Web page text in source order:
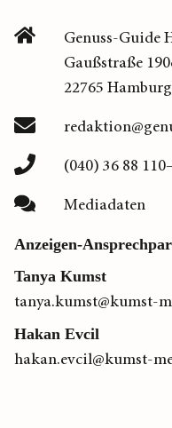
Genuss-Guide
Gaußstraße
22765 Hamburg
(040) 36 88
Mediadaten
Anzeigen-
Tanya Kumst
tanya.kumst@kumst-
Hakan Evcil
hakan.evcil@kumst-